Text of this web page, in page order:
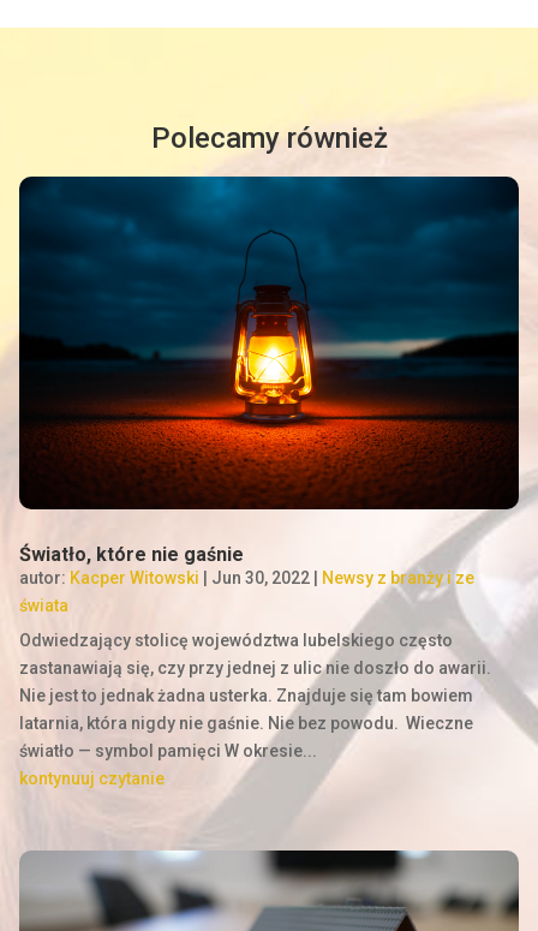
Polecamy również
Światło, które nie gaśnie
autor: Kacper Witowski Jun 30, 2022|
Newsy z branży i ze
świata
Odwiedzający stolicę województwa lubelskiego często
zastanawiają się, czy przy jednej z ulic nie doszło do awarii.
Nie jest to jednak żadna usterka. Znajduje się tam bowiem
latarnia, która nigdy nie gaśnie. Nie bez powodu. Wieczne
światło — symbol pamięci W okresie...
kontynuuj czytanie